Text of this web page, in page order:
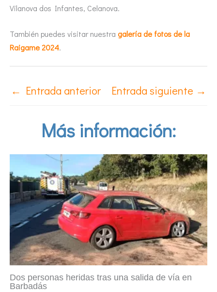
Vilanova dos Infantes, Celanova.
También puedes visitar nuestra galería de fotos de la
Raigame 2024.
← Entrada anterior Entrada siguiente →
Más información:
Dos personas heridas tras una salida de vía en
Barbadás